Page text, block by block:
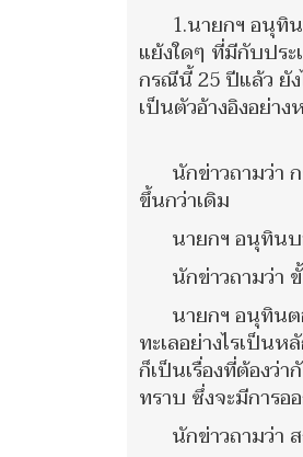
1.นายกฯ อนุทิ
แย้งใดๆ ที่มีกับประ
กรณีนี้ 25 ปีแล้ว ยัง
เป็นตัวอ้างอิงอย่า
นักข่าวถามว่า
ขึ้นกว่าเดิม
นายกฯ อนุทิน
นักข่าวถามว่า
นายกฯ อนุทินต
ทะเลอย่างไรเป็น
ก็เป็นเรื่องที่ต้องว่
ทราบ ซึ่งจะมีการอ
นักข่าวถามว่า